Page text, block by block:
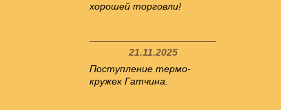
хорошей торговли!
21.11.2025
Поступление термо-
кружек Гатчина.